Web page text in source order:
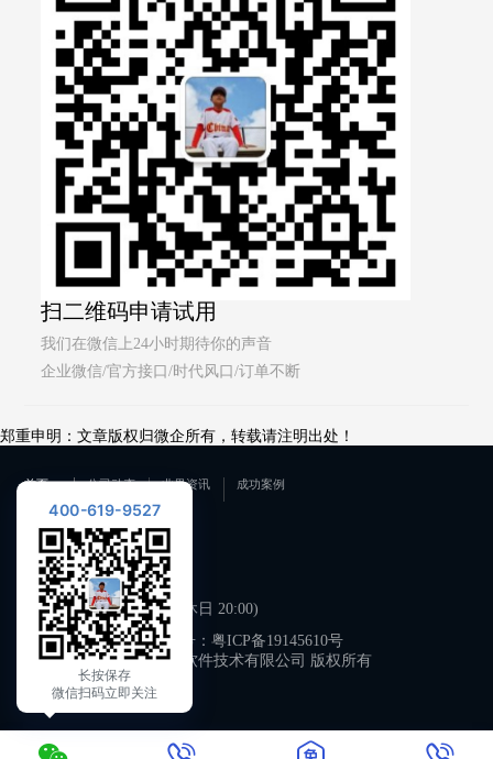
扫二维码申请试用
我们在微信上24小时期待你的声音
企业微信/官方接口/时代风口/订单不断
郑重申明：文章版权归微企所有，转载请注明出处！
首页 公司动态 业界资讯 成功案例
联系我们
400-619-9527
工作日 09:00-21:00 (双休日 20:00)
备案号： 粤ICP备19145610号
广州微企软件技术有限公司 版权所有
400-619-9527
长按保存
微信扫码立即关注